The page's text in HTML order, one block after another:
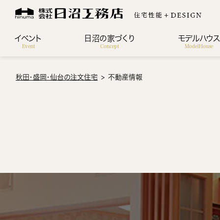
イベント
Event
日沼の家づくり
Concept
モデルハウス
ModelHouse
秋田・盛岡・仙台の注文住宅 不動産情報